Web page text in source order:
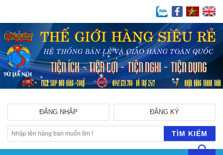
ĐĂNG KÝ
ĐĂNG NHẬP
TÌM KIẾM